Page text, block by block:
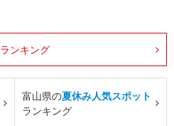
ランキング
富山県の夏休み人気スポット
ランキング